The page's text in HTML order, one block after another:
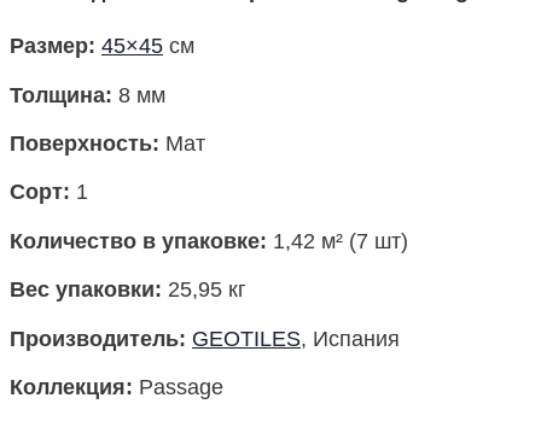
Размер: 45×45 см
Толщина: 8 мм
Поверхность: Мат
Сорт: 1
Количество в упаковке: 1,42 м² (7 шт)
Вес упаковки: 25,95 кг
Производитель: GEOTILES, Испания
Коллекция: Passage